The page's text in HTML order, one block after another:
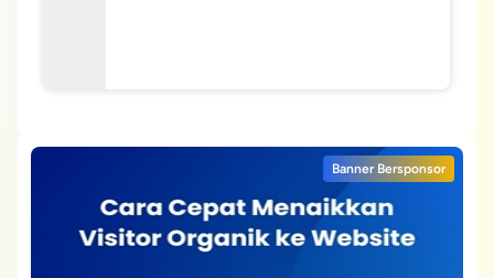
Banner Bersponsor